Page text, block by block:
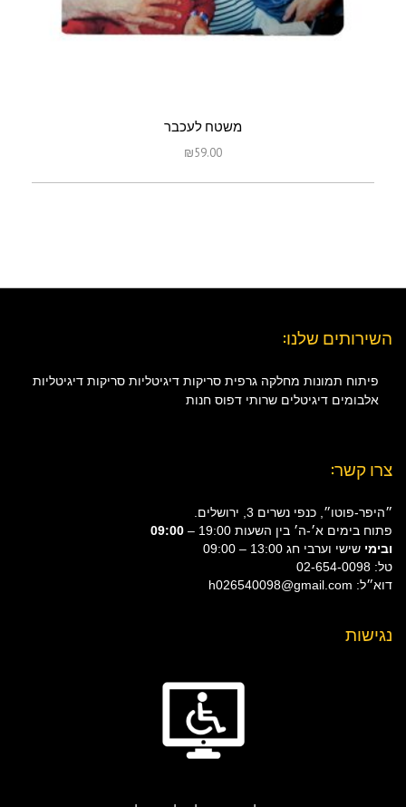
משטח לעכבר
₪59.00
השירותים שלנו:
פיתוח תמונות מחלקה גרפית סריקות דיגיטליות סריקות דיגיטליות
אלבומים דיגיטלים שרותי דפוס חנות
צרו קשר:
״היפר-פוטו״, כנפי נשרים 3, ירושלים.
פתוח בימים א׳-ה׳ בין השעות 19:00 –
09:00
ובימי שישי וערבי חג 13:00 – 09:00
טל: 02-654-0098
דוא״ל: h026540098@gmail.com
נגישות